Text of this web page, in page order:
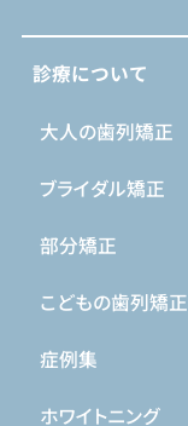
診療について
大人の歯列矯正
ブライダル矯正
部分矯正
こどもの歯列矯正
症例集
ホワイトニング